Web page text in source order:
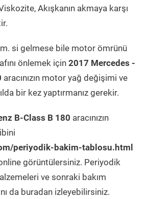
Akışkanın akmaya karşı
si gelmese bile motor ömrünü
önlemek için 2017 Mercedes -
aracınızın motor yağ değişimi ve
bir kez yaptırmanız gerekir.
B-Class B 180 aracınızın
periyodik-bakim-tablosu.html
görüntülersiniz. Periyodik
ve sonraki bakım
da buradan izleyebilirsiniz.